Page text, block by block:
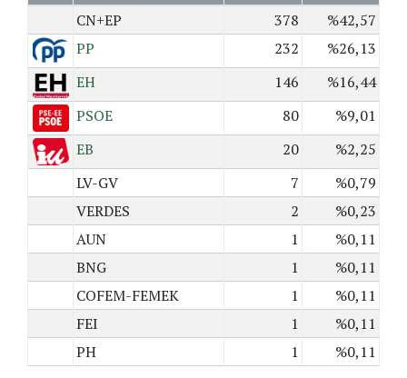
CN+EP
378
%42,57
PP
232
%26,13
EH
146
%16,44
PSOE
80
%9,01
EB
20
%2,25
LV-GV
7
%0,79
VERDES
2
%0,23
AUN
1
%0,11
BNG
1
%0,11
COFEM-FEMEK
1
%0,11
FEI
1
%0,11
PH
1 %0,11